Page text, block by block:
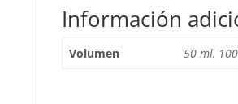
Información
Volumen 50 ml,